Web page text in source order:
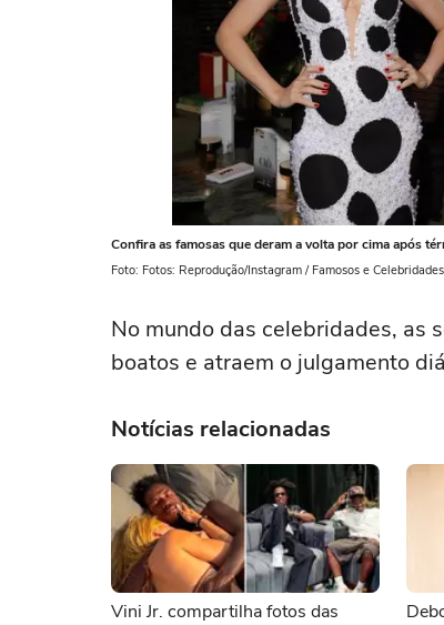
Confira as famosas que deram a volta por cima após
Foto: Fotos: Reprodução/Instagram / Famosos e Celebridades
No mundo das celebridades, as
boatos e atraem o julgamento
Notícias relacionadas
Vini Jr. compartilha fotos das